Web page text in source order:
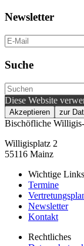
Newsletter
Suche
Diese Website
Akzeptieren zur
Bischöfliche
Willigisplatz 2
55116 Mainz
Wichtige Links
Termine
Newsletter
Kontakt
Rechtliches